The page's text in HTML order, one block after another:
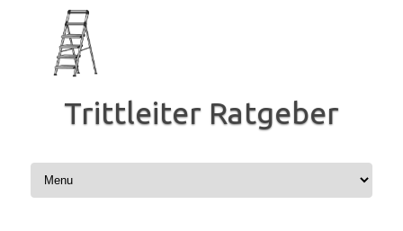
springen
Trittleiter Ratgeber